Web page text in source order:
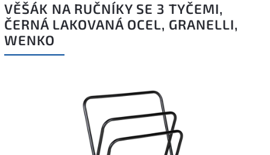
VĚŠÁK NA RUČNÍKY SE 3 TYČEMI,
ČERNÁ LAKOVANÁ OCEL, GRANELLI,
WENKO